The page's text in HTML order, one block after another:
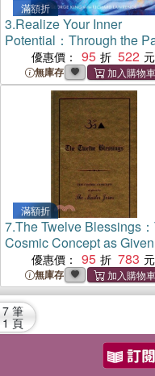
滿額折
3.Realize Your Inner
Potential：Through the
Spiritual Service - King
優惠價： 95 522
無庫存
滿額折
7.The Twelve Blessings
Cosmic Concept as
the Master Jesus
優惠價： 95 783
無庫存
7 筆
1 頁